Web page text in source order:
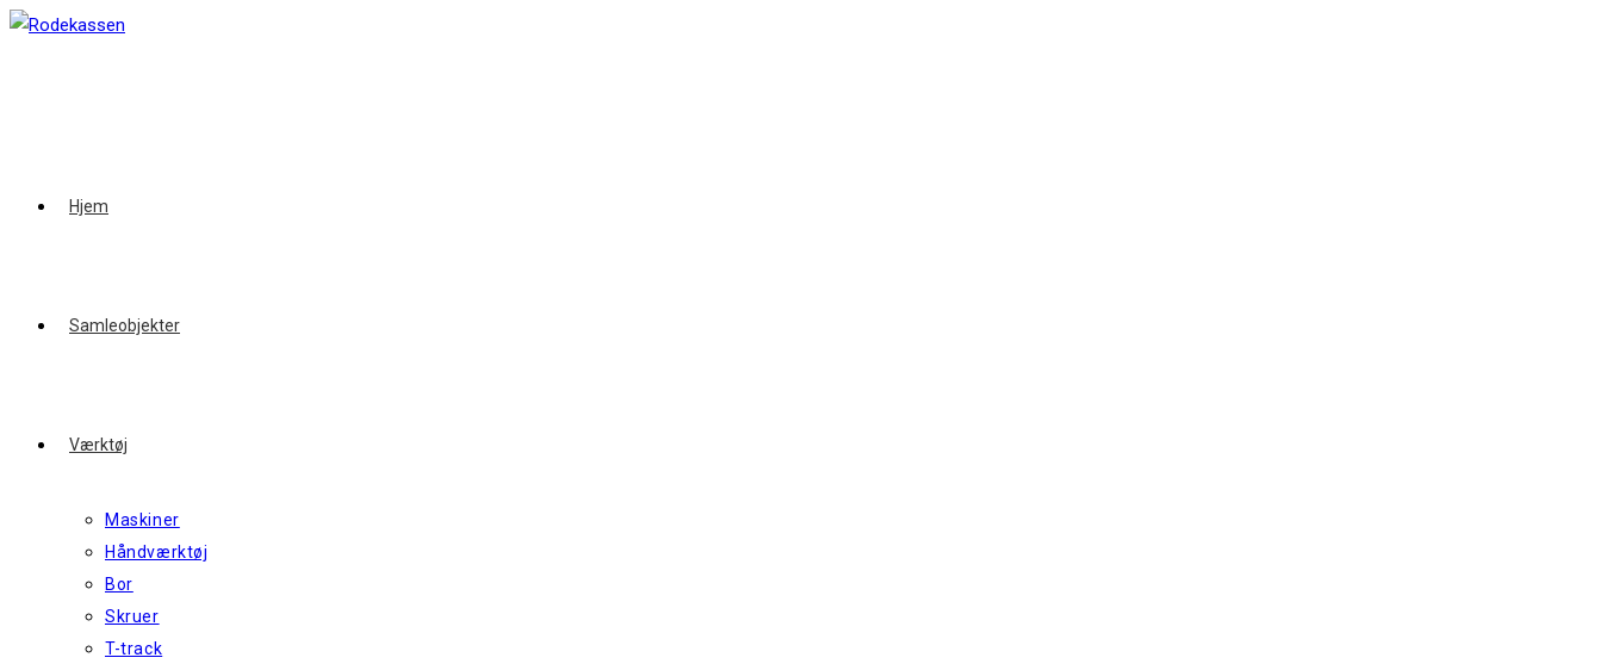
Skip
Hjem
Samleobjekter
Værktøj
Maskiner
Håndværktøj
Bor
Skruer
T-track